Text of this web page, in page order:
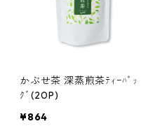
かぶせ茶 深蒸煎茶ﾃｨｰﾊﾞｯ
ｸﾞ(20P)
¥864